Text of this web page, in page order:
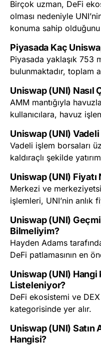
Birçok uzman, DeFi
olması nedeniyle
konuma sahip
Piyasada Kaç
Piyasada yaklaşık 753
bulunmaktadır, toplam
Uniswap (UNI) Nasıl
AMM mantığıyla
kullanıcılara, havuz
Uniswap (UNI) Vadeli
Vadeli işlem borsaları
kaldıraçlı şekilde
Uniswap (UNI) Fiyatı
Merkezi ve
işlemleri, UNI’nin anlık
Uniswap (UNI)
Bilmeliyim?
Hayden Adams
DeFi patlamasının en
Uniswap (UNI)
Listeleniyor?
DeFi ekosistemi ve
kategorisinde yer alır.
Uniswap (UNI) Satın
Hangisi?